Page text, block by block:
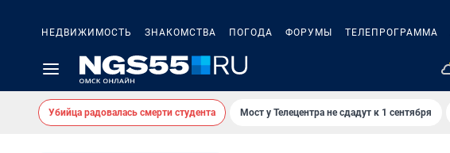
НЕДВИЖИМОСТЬ ЗНАКОМСТВА ПОГОДА ФОРУМЫ ТЕЛЕПРОГРАММА
Убийца радовалась смерти студента Мост у Телецентра не сдадут к 1 сентября